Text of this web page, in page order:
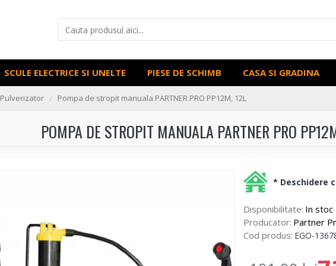
SCULE ELECTRICE SI UNELTE PIESE DE SCHIMB CASA SI GRADINA
Pulverizator Pompa de stropit manuala PARTNER PRO PP12M, 12L
POMPA DE STROPIT MANUALA PARTNER PRO
Disponibilitate: In stoc
Producator: Partner
Cod produs: EGO-
* Deschidere